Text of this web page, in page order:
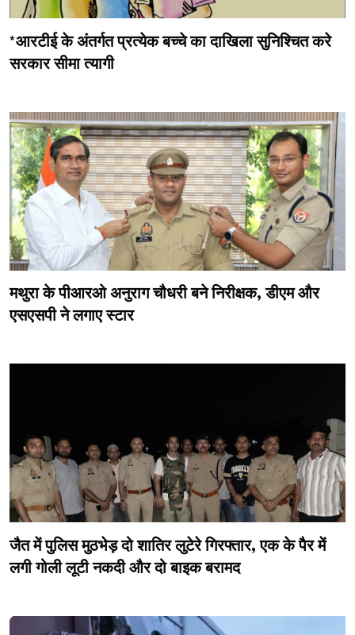
*आरटीई के अंतर्गत प्रत्येक बच्चे का दाखिला सुनिश्चित करे
सरकार सीमा त्यागी
मथुरा के पीआरओ अनुराग चौधरी बने निरीक्षक, डीएम और
एसएसपी ने लगाए स्टार
जैत में पुलिस मुठभेड़ दो शातिर लुटेरे गिरफ्तार, एक के पैर में
लगी गोली लूटी नकदी और दो बाइक बरामद